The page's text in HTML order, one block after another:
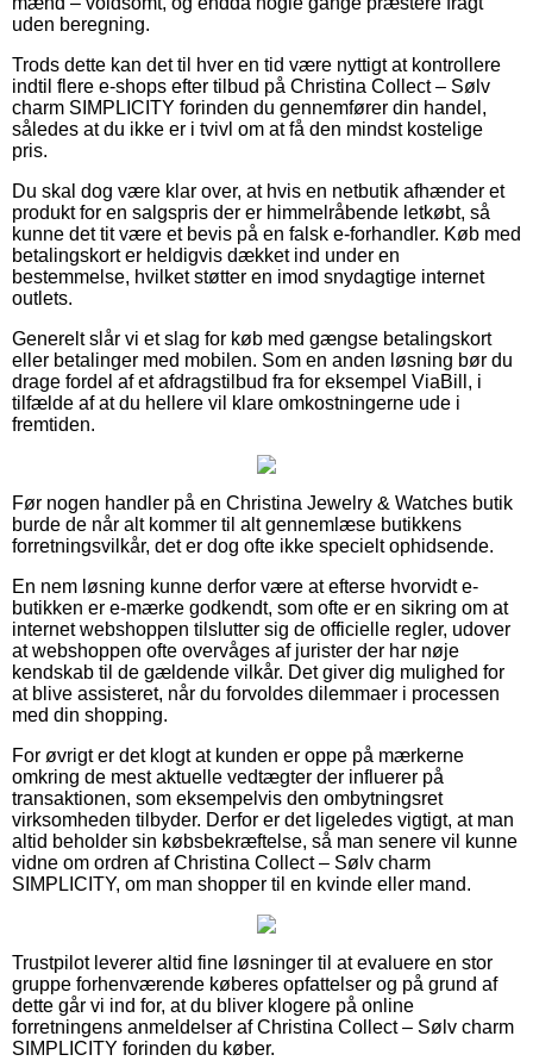
uden beregning.
Trods dette kan det til hver en tid være nyttigt at kontrollere
indtil flere e-shops efter tilbud på Christina Collect – Sølv
charm SIMPLICITY forinden du gennemfører din handel,
således at du ikke er i tvivl om at få den mindst kostelige
pris.
Du skal dog være klar over, at hvis en netbutik afhænder et
produkt for en salgspris der er himmelråbende letkøbt, så
kunne det tit være et bevis på en falsk e-forhandler. Køb med
betalingskort er heldigvis dækket ind under en
bestemmelse, hvilket støtter en imod snydagtige internet
outlets.
Generelt slår vi et slag for køb med gængse betalingskort
eller betalinger med mobilen. Som en anden løsning bør du
drage fordel af et afdragstilbud fra for eksempel ViaBill, i
tilfælde af at du hellere vil klare omkostningerne ude i
fremtiden.
Før nogen handler på en Christina Jewelry & Watches butik
burde de når alt kommer til alt gennemlæse butikkens
forretningsvilkår, det er dog ofte ikke specielt ophidsende.
En nem løsning kunne derfor være at efterse hvorvidt e-
butikken er e-mærke godkendt, som ofte er en sikring om at
internet webshoppen tilslutter sig de officielle regler, udover
at webshoppen ofte overvåges af jurister der har nøje
kendskab til de gældende vilkår. Det giver dig mulighed for
at blive assisteret, når du forvoldes dilemmaer i processen
med din shopping.
For øvrigt er det klogt at kunden er oppe på mærkerne
omkring de mest aktuelle vedtægter der influerer på
transaktionen, som eksempelvis den ombytningsret
virksomheden tilbyder. Derfor er det ligeledes vigtigt, at man
altid beholder sin købsbekræftelse, så man senere vil kunne
vidne om ordren af Christina Collect – Sølv charm
SIMPLICITY, om man shopper til en kvinde eller mand.
Trustpilot leverer altid fine løsninger til at evaluere en stor
gruppe forhenværende køberes opfattelser og på grund af
dette går vi ind for, at du bliver klogere på online
forretningens anmeldelser af Christina Collect – Sølv charm
SIMPLICITY forinden du køber.